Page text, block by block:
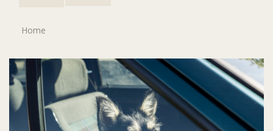
Home